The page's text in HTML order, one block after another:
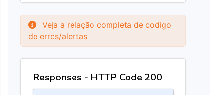
Veja a relação completa de codigo
de erros/alertas
Responses - HTTP Code 200